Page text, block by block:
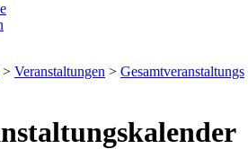
> Veranstaltungen > Gesamtveranstaltungs